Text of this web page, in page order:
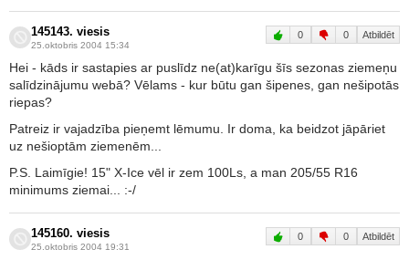
145143. viesis
25.oktobris 2004 15:34
0 0 Atbildēt
Hei - kāds ir sastapies ar puslīdz ne(at)karīgu šīs sezonas ziemeņu
salīdzinājumu webā? Vēlams - kur būtu gan šipenes, gan nešipotās
riepas?
Patreiz ir vajadzība pieņemt lēmumu. Ir doma, ka beidzot jāpāriet
uz nešioptām ziemenēm...
P.S. Laimīgie! 15" X-Ice vēl ir zem 100Ls, a man 205/55 R16
minimums ziemai... :-/
145160. viesis
25.oktobris 2004 19:31
0 0 Atbildēt